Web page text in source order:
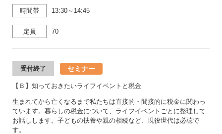
時間帯 13:30～14:45
定員 70
受付終了 セミナー
【Ｂ】知っておきたいライフイベントと税金
生まれてから亡くなるまで私たちは直接的・間接的に税金に関わっ
ています。暮らしの税金について、ライフイベントごとに整理して
お話しします。子どもの扶養や親の相続など、現役世代は必聴で
す。